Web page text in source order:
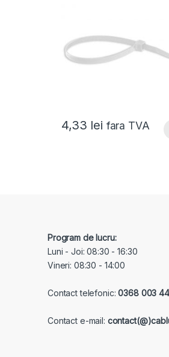
4,33 lei fara TVA
Program de lucru:
Luni - Joi: 08:30 - 16:30
Vineri: 08:30 - 14:00
Contact telefonic:0368 003
Contact e-mail: